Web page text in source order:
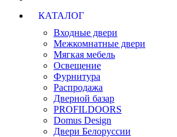
КАТАЛОГ
Входные двери
Межкомнатные двери
Мягкая мебель
Освещение
Фурнитура
Распродажа
Дверной базар
PROFILDOORS
Domus Design
Двери Белоруссии